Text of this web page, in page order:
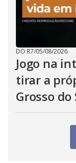
DO R7/05/08/2026
Jogo na
tirar a
Grosso